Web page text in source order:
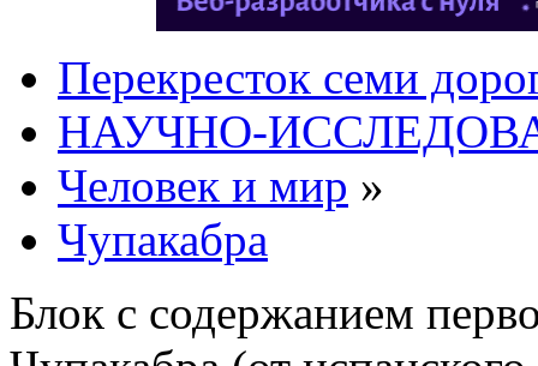
Перекресток семи
НАУЧНО-
Человек и мир »
Чупакабра
Блок с содержанием